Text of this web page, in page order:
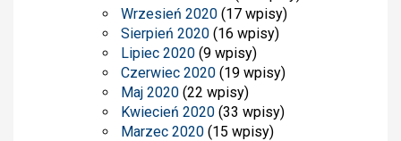
Wrzesień 2020 (17 wpisy)
Sierpień 2020 (16 wpisy)
Lipiec 2020 (9 wpisy)
Czerwiec 2020 (19 wpisy)
Maj 2020 (22 wpisy)
Kwiecień 2020 (33 wpisy)
Marzec 2020 (15 wpisy)